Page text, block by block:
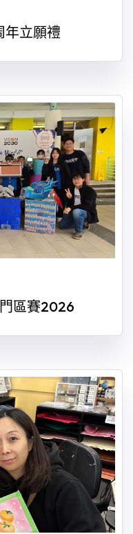
年立願禮
區賽2026